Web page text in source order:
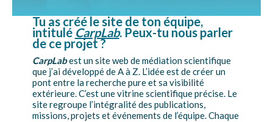
Tu as créé le site de ton équipe,
intitulé CarpLab. Peux-tu nous parler
de ce projet ?
CarpLabest un site web de médiation scientifique
que j’ai développé de A à Z. L’idée est de créer un
pont entre la recherche pure et sa visibilité
extérieure. C’est une vitrine scientifique précise. Le
site regroupe l’intégralité des publications,
missions, projets et événements de l’équipe. Chaque